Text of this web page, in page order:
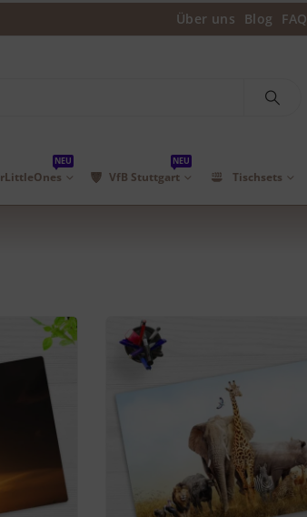
Über uns Blog FAQ
NEU
VfB Stuttgart
NEU
Tischsets